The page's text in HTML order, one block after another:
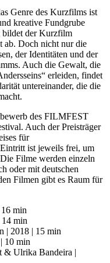
Genre des Kurzfilms ist
kreative Fundgrube
bildet der Kurzfilm
ab. Doch nicht nur die
der Identitäten und der
Auch die Gewalt, die
erleiden, findet
untereinander, die die
des FILMFEST
Auch der Preisträger
für
ist jeweils frei, um
Filme werden einzeln
oder mit deutschen
Filmen gibt es Raum für
min
min
| 2018 | 15 min
10 min
& Ulrika Bandeira |